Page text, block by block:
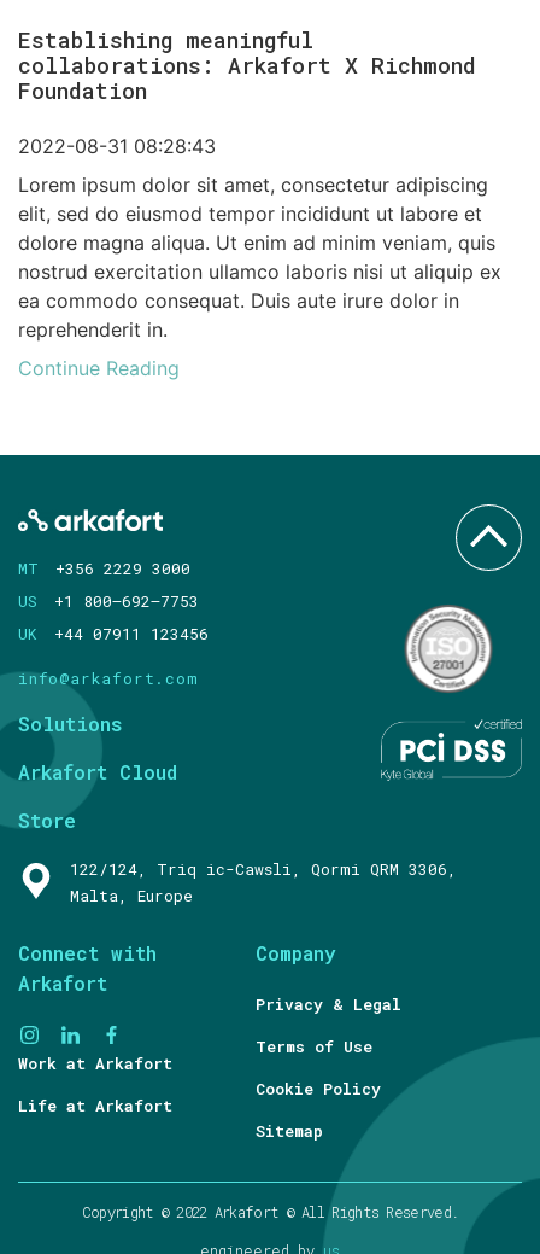
Establishing meaningful
collaborations: Arkafort X Richmond
Foundation
2022-08-31 08:28:43
Lorem ipsum dolor sit amet, consectetur adipiscing
elit, sed do eiusmod tempor incididunt ut labore et
dolore magna aliqua. Ut enim ad minim veniam, quis
nostrud exercitation ullamco laboris nisi ut aliquip ex
ea commodo consequat. Duis aute irure dolor in
reprehenderit in.
Continue Reading
MT
+356 2229 3000
US
+1 800–692–7753
UK
+44 07911 123456
info@arkafort.com
Solutions
Arkafort Cloud
Store
122/124, Triq ic-Cawsli, Qormi QRM 3306,
Malta, Europe
Connect with
Arkafort
Work at Arkafort
Life at Arkafort
Company
Privacy & Legal
Terms of Use
Cookie Policy
Sitemap
Copyright © 2022 Arkafort © All Rights Reserved.